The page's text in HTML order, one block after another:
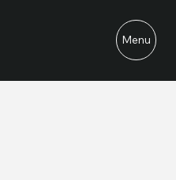
Menu